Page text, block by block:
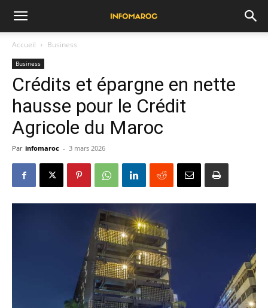
Accueil Business
Business
Crédits et épargne en nette
hausse pour le Crédit
Agricole du Maroc
Par infomaroc - 3 mars 2026